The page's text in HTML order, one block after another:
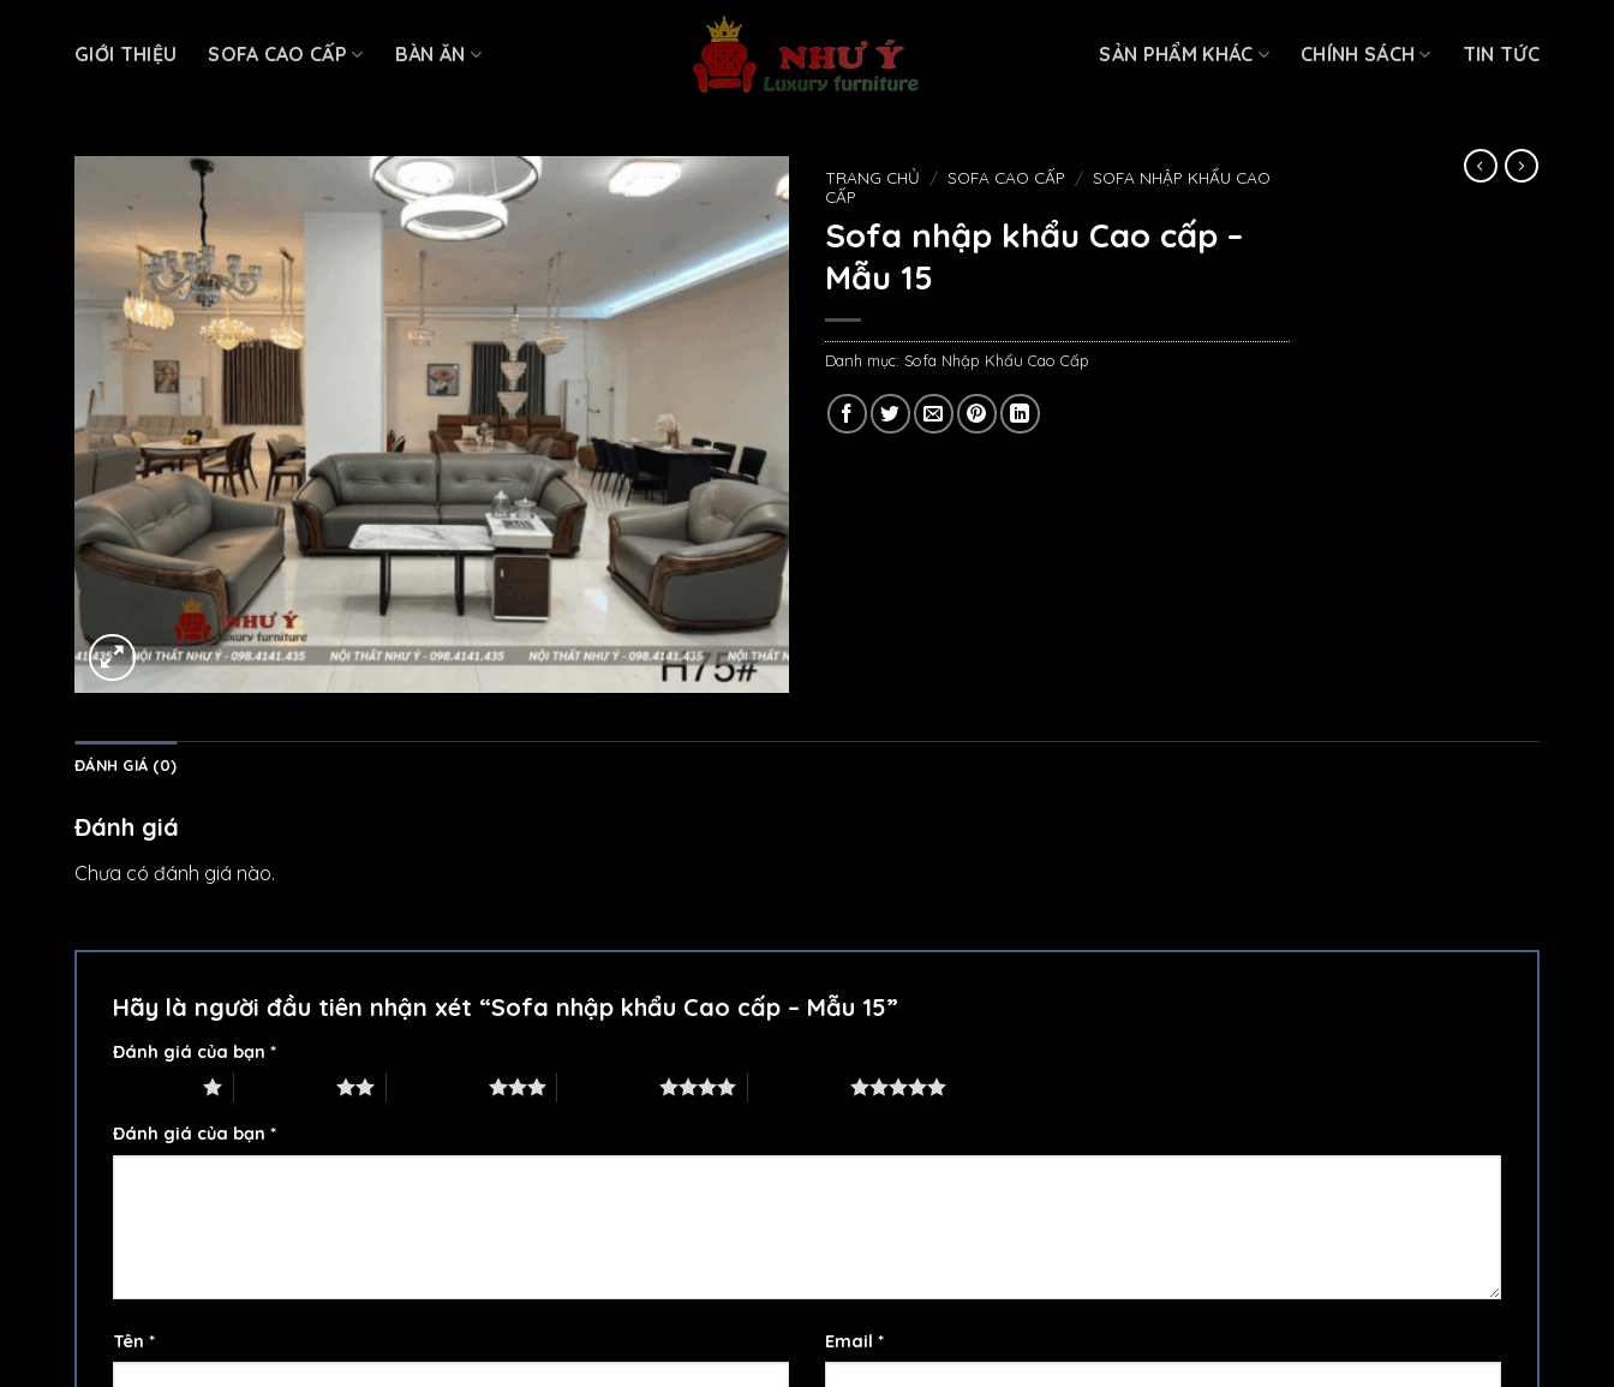
GIỚI THIỆU SOFA CAO CẤP BÀN ĂN SẢN PHẨM KHÁC CHÍNH SÁCH TIN TỨC
TRANG CHỦ / SOFA CAO CẤP / SOFA NHẬP KHẨU CAO
CẤP
Sofa nhập khẩu Cao cấp –
Mẫu 15
Danh mục: Sofa Nhập Khẩu Cao Cấp
ĐÁNH GIÁ (0)
Đánh giá
Chưa có đánh giá nào.
Hãy là người đầu tiên nhận xét “Sofa nhập khẩu Cao cấp – Mẫu 15”
Đánh giá của bạn *
4 trên 5 sao 5 trên 5 sao
Đánh giá của bạn *
Tên * Email *